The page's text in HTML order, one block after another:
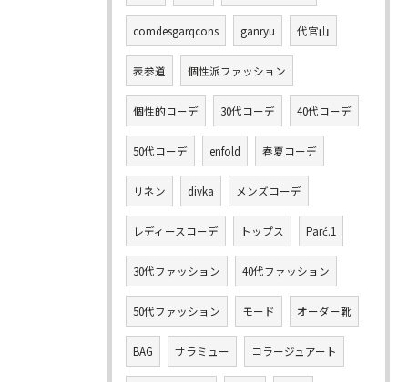
comdesgarqcons ganryu 代官山
表参道 個性派ファッション
個性的コーデ 30代コーデ 40代コーデ
50代コーデ enfold 春夏コーデ
リネン divka メンズコーデ
レディースコーデ トップス Parć.1
30代ファッション 40代ファッション
50代ファッション モード オーダー靴
BAG サラミュー コラージュアート